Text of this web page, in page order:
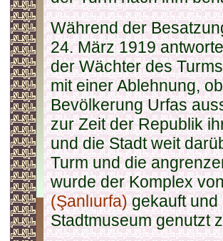
Während der
24. März 1919
der Wächter des
mit einer Ablehnung,
Bevölkerung Urfas
zur Zeit der Republik
und die Stadt weit
Turm und die
wurde der Komplex
(Şanlıurfa)gekauft und
Stadtmuseum genutzt